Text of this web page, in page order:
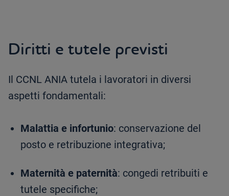
Diritti e tutele previsti
Il CCNL ANIA tutela i lavoratori in diversi
aspetti fondamentali:
Malattia e infortunio: conservazione del
posto e retribuzione integrativa;
Maternità e paternità: congedi retribuiti e
tutele specifiche;